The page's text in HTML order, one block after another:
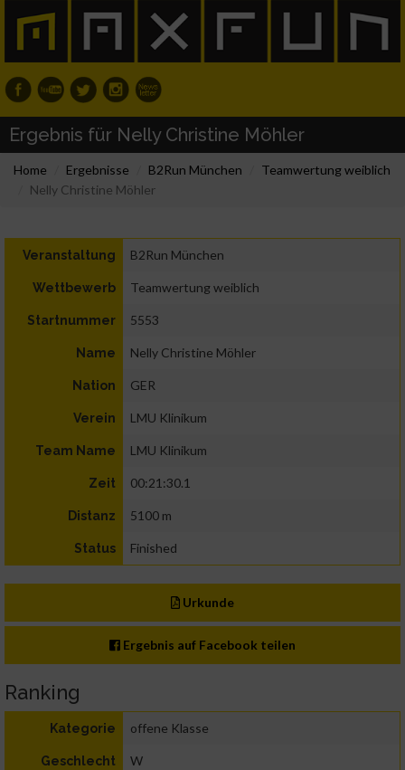
Ergebnis für Nelly Christine Möhler
Home Ergebnisse B2Run München
Teamwertung weiblich
Nelly Christine Möhler
Veranstaltung B2Run München
Wettbewerb Teamwertung weiblich
Startnummer 5553
Name Nelly Christine Möhler
Nation GER
Verein LMU Klinikum
Team Name LMU Klinikum
Zeit 00:21:30.1
Distanz 5100 m
Status Finished
Urkunde
Ergebnis auf Facebook teilen
Ranking
Kategorie offene Klasse
Geschlecht W